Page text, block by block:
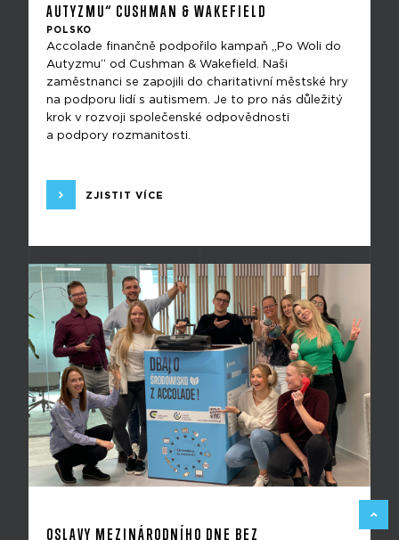
AUTYZMU“ CUSHMAN & WAKEFIELD
POLSKO
Accolade finančně podpořilo kampaň „Po Woli do
Autyzmu“ od Cushman & Wakefield. Naši
zaměstnanci se zapojili do charitativní městské hry
na podporu lidí s autismem. Je to pro nás důležitý
krok v rozvoji společenské odpovědnosti
a podpory rozmanitosti.
ZJISTIT VÍCE
OSLAVY MEZINÁRODNÍHO DNE BEZ
ZPĚT